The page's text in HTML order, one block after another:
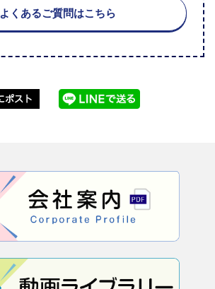
よくあるご質問はこちら